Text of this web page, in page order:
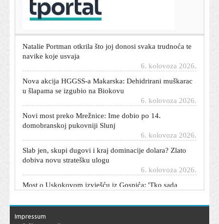
Makarska rivijera među rijetkima s rastom turističkog
prometa u srpnju u županiji
navike koje usvaja
Nova akcija HGGSS-a Makarska: Dehidrirani muškarac
u šlapama se izgubio na Biokovu
Novi most preko Mrežnice: Ime dobio po 14.
domobranskoj pukovniji Slunj
Slab jen, skupi dugovi i kraj dominacije dolara? Zlato
dobiva novu stratešku ulogu
Most o Uskokovom izvješću iz Gospića: 'Tko sada
skuplja jeftine političke poene?'
zvijezdu za 140 milijuna eura
Impressum